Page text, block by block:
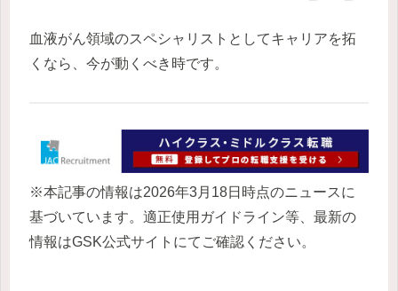
血液がん領域のスペシャリストとしてキャリアを拓
くなら、今が動くべき時です。
※本記事の情報は2026年3月18日時点のニュースに
基づいています。適正使用ガイドライン等、最新の
情報はGSK公式サイトにてご確認ください。